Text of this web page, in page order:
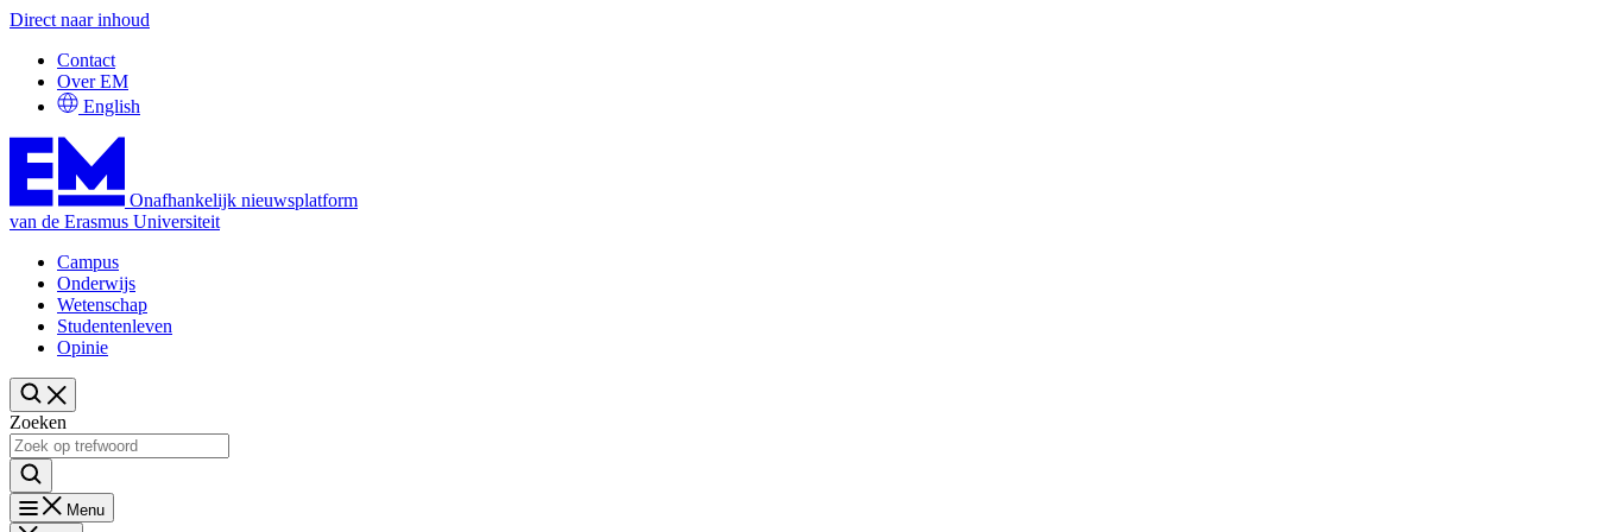
Direct naar inhoud
Contact
Over EM
English
Onafhankelijk nieuwsplatform
van de Erasmus Universiteit
Campus
Onderwijs
Wetenschap
Studentenleven
Opinie
Zoeken
Menu